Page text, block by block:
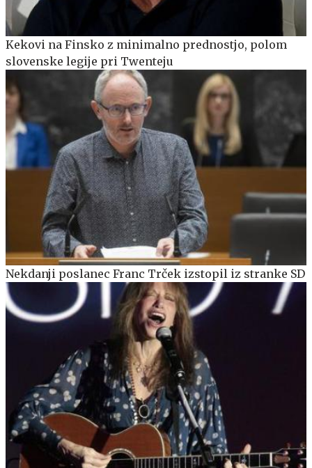
Kekovi na Finsko z minimalno prednostjo, polom
slovenske legije pri Twenteju
Nekdanji poslanec Franc Trček izstopil iz stranke SD